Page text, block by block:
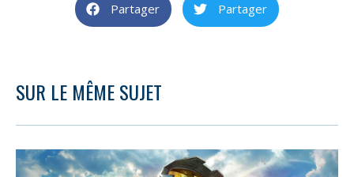
Partager Partager
SUR LE MÊME SUJET